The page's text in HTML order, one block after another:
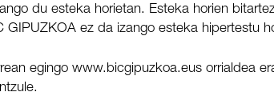
du esteka horietan. Esteka horien
ez da izango esteka hipertestu
egingo www.bicgipuzkoa.eus orrialdea